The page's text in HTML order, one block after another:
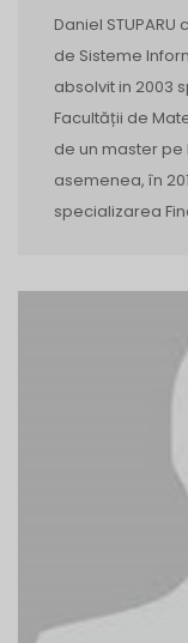
Daniel
de Sisteme
absolvit in 2003
Facultății de
de un master
asemenea, în
specializarea